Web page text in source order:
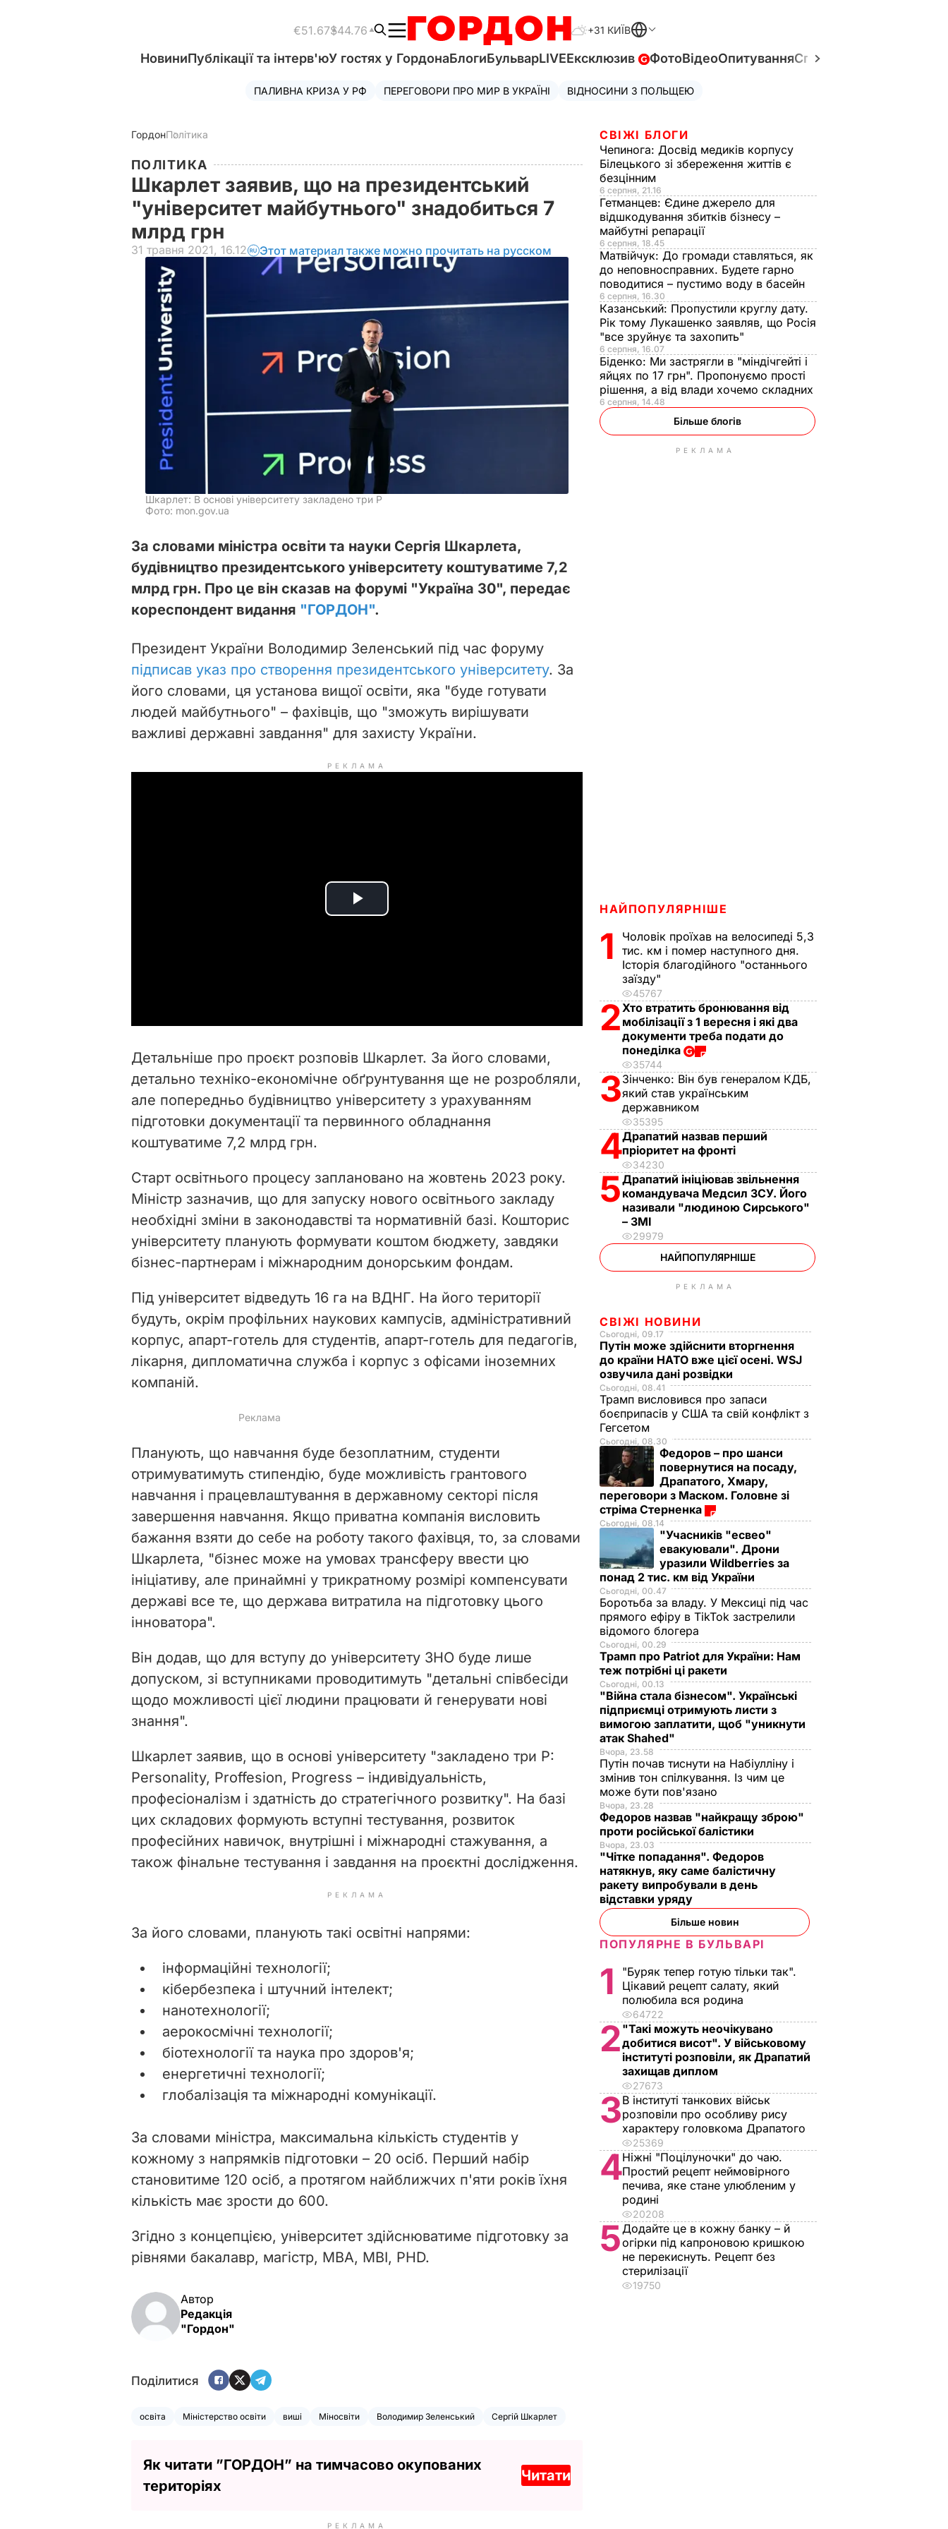
€51.67$44.76 +31 КИЇВ
НовиниПублікації та інтерв'юУ гостях у ГордонаБлогиБульварLIVEЕксклюзив ФотоВідеоОпитуванняСпецпроєкти
ПАЛИВНА КРИЗА У РФ ПЕРЕГОВОРИ ПРО МИР В УКРАЇНІ ВІДНОСИНИ З ПОЛЬЩЕЮ
ГордонПолітика
ПОЛІТИКА
Шкарлет заявив, що на президентський
"університет майбутнього" знадобиться 7
млрд грн
31 травня 2021, 16.12 Этот материал также можно прочитать на русском
Шкарлет: В основі університету закладено три P
Фото: mon.gov.ua
За словами міністра освіти та науки Сергія Шкарлета,
будівництво президентського університету коштуватиме 7,2
млрд грн. Про це він сказав на форумі "Україна 30", передає
кореспондент видання "ГОРДОН".
Президент України Володимир Зеленський під час форуму
підписав указ про створення президентського університету. За
його словами, ця установа вищої освіти, яка "буде готувати
людей майбутнього" – фахівців, що "зможуть вирішувати
важливі державні завдання" для захисту України.
РЕКЛАМА
P
i
d
o
Детальніше про проєкт розповів Шкарлет. За його словами,
детально техніко-економічне обґрунтування ще не розробляли,
але попередньо будівництво університету з урахуванням
підготовки документації та первинного обладнання
коштуватиме 7,2 млрд грн.
Старт освітнього процесу заплановано на жовтень 2023 року.
Міністр зазначив, що для запуску нового освітнього закладу
необхідні зміни в законодавстві та нормативній базі. Кошторис
університету планують формувати коштом бюджету, завдяки
бізнес-партнерам і міжнародним донорським фондам.
Під університет відведуть 16 га на ВДНГ. На його території
будуть, окрім профільних наукових кампусів, адміністративний
корпус, апарт-готель для студентів, апарт-готель для педагогів,
лікарня, дипломатична служба і корпус з офісами іноземних
компаній.
Планують, що навчання буде безоплатним, студенти
отримуватимуть стипендію, буде можливість грантового
навчання і працевлаштування в державному секторі після
завершення навчання. Якщо приватна компанія висловить
бажання взяти до себе на роботу такого фахівця, то, за словами
Шкарлета, "бізнес може на умовах трансферу ввести цю
ініціативу, але принаймні у трикратному розмірі компенсувати
державі все те, що держава витратила на підготовку цього
інноватора".
Він додав, що для вступу до університету ЗНО буде лише
допуском, зі вступниками проводитимуть "детальні співбесіди
щодо можливості цієї людини працювати й генерувати нові
знання".
Шкарлет заявив, що в основі університету "закладено три P:
Personality, Proffesion, Progress – індивідуальність,
професіоналізм і здатність до стратегічного розвитку". На базі
цих складових формують вступні тестування, розвиток
професійних навичок, внутрішні і міжнародні стажування, а
також фінальне тестування і завдання на проєктні дослідження.
РЕКЛАМА
За його словами, планують такі освітні напрями:
інформаційні технології;
кібербезпека і штучний інтелект;
нанотехнології;
аерокосмічні технології;
біотехнології та наука про здоров'я;
енергетичні технології;
глобалізація та міжнародні комунікації.
За словами міністра, максимальна кількість студентів у
кожному з напрямків підготовки – 20 осіб. Перший набір
становитиме 120 осіб, а протягом найближчих п'яти років їхня
кількість має зрости до 600.
Згідно з концепцією, університет здійснюватиме підготовку за
рівнями бакалавр, магістр, MBA, MBI, PHD.
Автор
Редакція
"Гордон"
Поділитися
освіта Міністерство освіти виші Міносвіти Володимир Зеленський Сергій Шкарлет
Як читати ”ГОРДОН” на тимчасово окупованих
територіях
Читати
РЕКЛАМА
СВІЖІ БЛОГИ
Чепинога: Досвід медиків корпусу
Білецького зі збереження життів є
безцінним
6 серпня, 21.16
Гетманцев: Єдине джерело для
відшкодування збитків бізнесу –
майбутні репарації
6 серпня, 18.45
Матвійчук: До громади ставляться, як
до неповносправних. Будете гарно
поводитися – пустимо воду в басейн
6 серпня, 16.30
Казанський: Пропустили круглу дату.
Рік тому Лукашенко заявляв, що Росія
"все зруйнує та захопить"
6 серпня, 16.07
Біденко: Ми застрягли в "міндічгейті і
яйцях по 17 грн". Пропонуємо прості
рішення, а від влади хочемо складних
6 серпня, 14.48
Більше блогів
РЕКЛАМА
НАЙПОПУЛЯРНІШЕ
1
Чоловік проїхав на велосипеді 5,3
тис. км і помер наступного дня.
Історія благодійного "останнього
заїзду"
45767
2Хто втратить бронювання від
мобілізації з 1 вересня і які два
документи треба подати до
понеділка
35744
3Зінченко: Він був генералом КДБ,
який став українським
державником
35395
4Драпатий назвав перший
пріоритет на фронті
34230
5Драпатий ініціював звільнення
командувача Медсил ЗСУ. Його
називали "людиною Сирського"
– ЗМІ
29979
НАЙПОПУЛЯРНІШЕ
РЕКЛАМА
СВІЖІ НОВИНИ
Сьогодні, 09.17
Путін може здійснити вторгнення
до країни НАТО вже цієї осені. WSJ
озвучила дані розвідки
Сьогодні, 08.41
Трамп висловився про запаси
боєприпасів у США та свій конфлікт з
Гегсетом
Сьогодні, 08.30
Федоров – про шанси
повернутися на посаду,
Драпатого, Хмару,
переговори з Маском. Головне зі
стріма Стерненка
Сьогодні, 08.14
"Учасників "есвео"
евакуювали". Дрони
уразили Wildberries за
понад 2 тис. км від України
Сьогодні, 00.47
Боротьба за владу. У Мексиці під час
прямого ефіру в TikTok застрелили
відомого блогера
Сьогодні, 00.29
Трамп про Patriot для України: Нам
теж потрібні ці ракети
Сьогодні, 00.13
"Війна стала бізнесом". Українські
підприємці отримують листи з
вимогою заплатити, щоб "уникнути
атак Shahed"
Вчора, 23.58
Путін почав тиснути на Набіулліну і
змінив тон спілкування. Із чим це
може бути пов'язано
Вчора, 23.28
Федоров назвав "найкращу зброю"
проти російської балістики
Вчора, 23.03
"Чітке попадання". Федоров
натякнув, яку саме балістичну
ракету випробували в день
відставки уряду
Більше новин
ПОПУЛЯРНЕ В БУЛЬВАРІ
1
"Буряк тепер готую тільки так".
Цікавий рецепт салату, який
полюбила вся родина
64722
2 "Такі можуть неочікувано
добитися висот". У військовому
інституті розповіли, як Драпатий
захищав диплом
27673
3В інституті танкових військ
розповіли про особливу рису
характеру головкома Драпатого
25369
4Ніжні "Поцілуночки" до чаю.
Простий рецепт неймовірного
печива, яке стане улюбленим у
родині
20208
5Додайте це в кожну банку – й
огірки під капроновою кришкою
не перекиснуть. Рецепт без
стерилізації
19750